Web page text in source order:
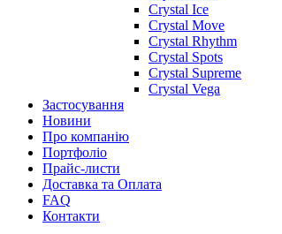
Crystal Ice
Crystal Move
Crystal Rhythm
Crystal Spots
Crystal Supreme
Crystal Vega
Застосування
Новини
Про компанію
Портфоліо
Прайс-листи
Доставка та Оплата
FAQ
Контакти